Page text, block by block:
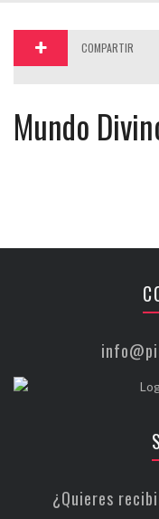
COMPARTIR
Mundo
¿Quieres